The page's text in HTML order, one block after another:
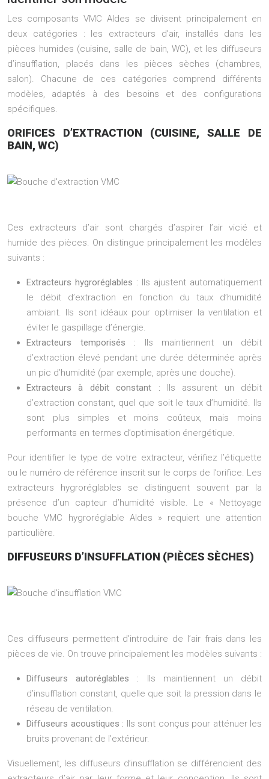
Les composants VMC Aldes se divisent principalement en
deux catégories : les extracteurs d’air, installés dans les
pièces humides (cuisine, salle de bain, WC), et les diffuseurs
d’insufflation, placés dans les pièces sèches (chambres,
salon). Chacune de ces catégories comprend différents
modèles, adaptés à des besoins et des configurations
spécifiques.
ORIFICES D’EXTRACTION (CUISINE, SALLE DE
BAIN, WC)
Ces extracteurs d’air sont chargés d’aspirer l’air vicié et
humide des pièces. On distingue principalement les modèles
suivants :
Extracteurs hygroréglables : Ils ajustent automatiquement
le débit d’extraction en fonction du taux d’humidité
ambiant. Ils sont idéaux pour optimiser la ventilation et
éviter le gaspillage d’énergie.
Extracteurs temporisés : Ils maintiennent un débit
d’extraction élevé pendant une durée déterminée après
un pic d’humidité (par exemple, après une douche).
Extracteurs à débit constant : Ils assurent un débit
d’extraction constant, quel que soit le taux d’humidité. Ils
sont plus simples et moins coûteux, mais moins
performants en termes d’optimisation énergétique.
Pour identifier le type de votre extracteur, vérifiez l’étiquette
ou le numéro de référence inscrit sur le corps de l’orifice. Les
extracteurs hygroréglables se distinguent souvent par la
présence d’un capteur d’humidité visible. Le « Nettoyage
bouche VMC hygroréglable Aldes » requiert une attention
particulière.
DIFFUSEURS D’INSUFFLATION (PIÈCES SÈCHES)
Ces diffuseurs permettent d’introduire de l’air frais dans les
pièces de vie. On trouve principalement les modèles suivants :
Diffuseurs autoréglables : Ils maintiennent un débit
d’insufflation constant, quelle que soit la pression dans le
réseau de ventilation.
Diffuseurs acoustiques : Ils sont conçus pour atténuer les
bruits provenant de l’extérieur.
Visuellement, les diffuseurs d’insufflation se différencient des